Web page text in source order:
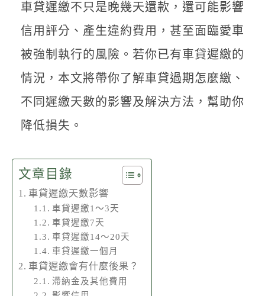
車貸遲繳不只是晚幾天還款，還可能影響
信用評分、產生違約費用，甚至面臨愛車
被強制執行的風險。若你已有車貸遲繳的
情況，本文將帶你了解車貸過期怎麼繳、
不同遲繳天數的影響及解決方法，幫助你
降低損失。
文章目錄
車貸遲繳天數影響
車貸遲繳1～3天
車貸遲繳7天
車貸遲繳14～20天
車貸遲繳一個月
車貸遲繳會有什麼後果？
滯納金及其他費用